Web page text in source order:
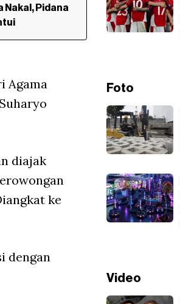
Nakal, Pidana
Agama
diajak
ke
dengan
Foto
Video